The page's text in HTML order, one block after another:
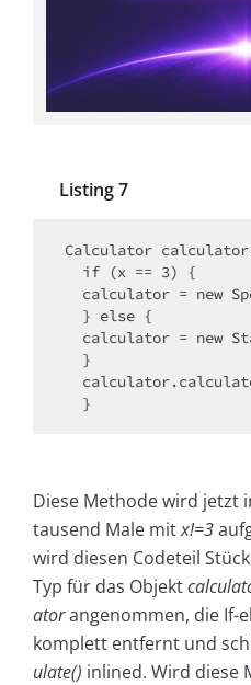
Listing 7
Calculator
  }
Diese Methode wird jetzt
tausend Male mitx!=3
wird diesen Codeteil
Typ für das Objekt
atorangenommen, die If-
komplett entfernt und
ulate() inlined. Wird